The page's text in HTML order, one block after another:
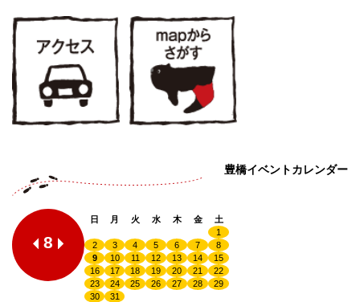
豊橋イベントカレンダー
8
日 月 火 水 木 金
土
1
2
3 4 5 6 7
8
9
10 11 12 13 14
15
16
17 18 19 20 21
22
23
24 25 26 27 28
29
30
31